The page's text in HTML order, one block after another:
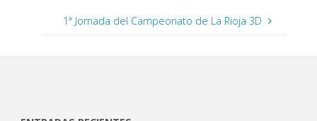
1ª Jornada del Campeonato de La Rioja 3D